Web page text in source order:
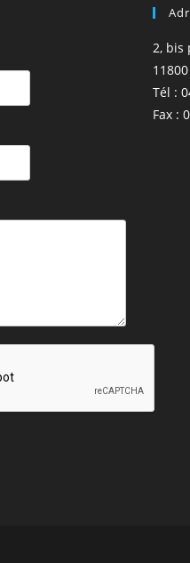
2, bis
Tél :
Fax :